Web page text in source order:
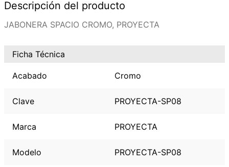
Descripción del producto
JABONERA SPACIO CROMO, PROYECTA
Ficha Técnica
Acabado Cromo
Clave PROYECTA-SP08
Marca PROYECTA
Modelo PROYECTA-SP08